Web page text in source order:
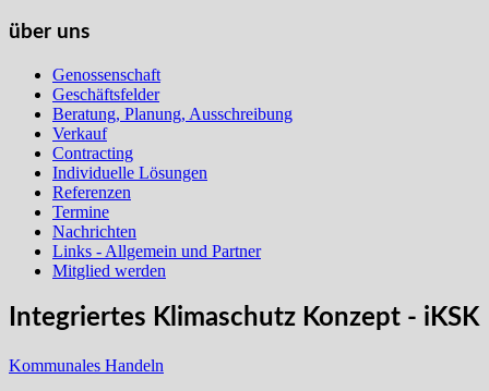
über uns
Genossenschaft
Geschäftsfelder
Beratung, Planung, Ausschreibung
Verkauf
Contracting
Individuelle Lösungen
Referenzen
Termine
Nachrichten
Links - Allgemein und Partner
Mitglied werden
Integriertes Klimaschutz Konzept - iKSK
Kommunales Handeln